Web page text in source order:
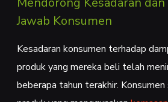
Jawab Konsumen
Kesadaran konsumen terhadap
produk yang mereka beli telah
beberapa tahun terakhir. Konsumen